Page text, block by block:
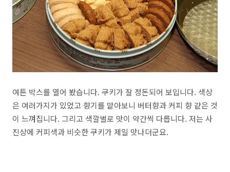
여튼 박스를 열어 봤습니다. 쿠키가 잘 정돈되어 보입니다. 색상
은 여러가지가 있었고 향기를 맡아보니 버터향과 커피 향 같은 것
이 느껴집니다. 그리고 색깔별로 맛이 약간씩 다릅니다. 저는 사
진상에 커피색과 비슷한 쿠키가 제일 맛나더군요.